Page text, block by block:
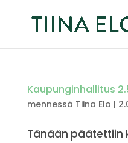
Kaupunginhallitus
mennessä Tiina Elo |
Tänään päätettiin